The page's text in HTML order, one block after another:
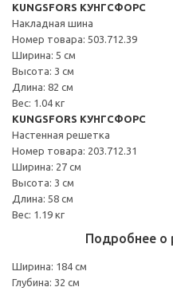
KUNGSFORS КУНГСФОРС
Накладная шина
Номер товара: 503.712.39
Ширина: 5 см
Высота: 3 см
Длина: 82 см
Вес: 1.04 кг
KUNGSFORS КУНГСФОРС
Настенная решетка
Номер товара: 203.712.31
Ширина: 27 см
Высота: 3 см
Длина: 58 см
Вес: 1.19 кг
Подробнее о
Ширина: 184 см
Глубина: 32 см